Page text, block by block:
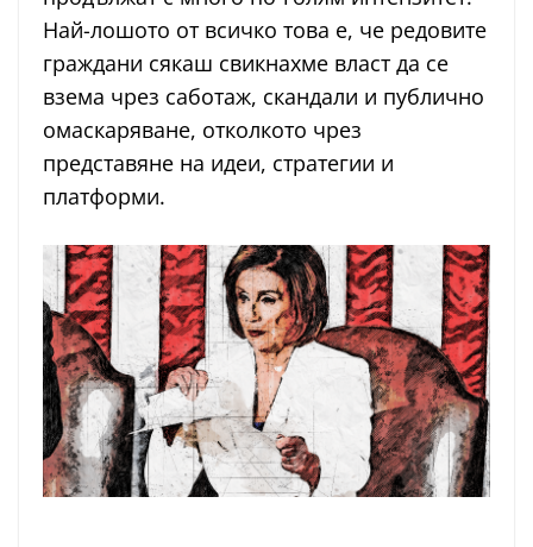
Най-лошото от всичко това е, че редовите
граждани сякаш свикнахме власт да се
взема чрез саботаж, скандали и публично
омаскаряване, отколкото чрез
представяне на идеи, стратегии и
платформи.